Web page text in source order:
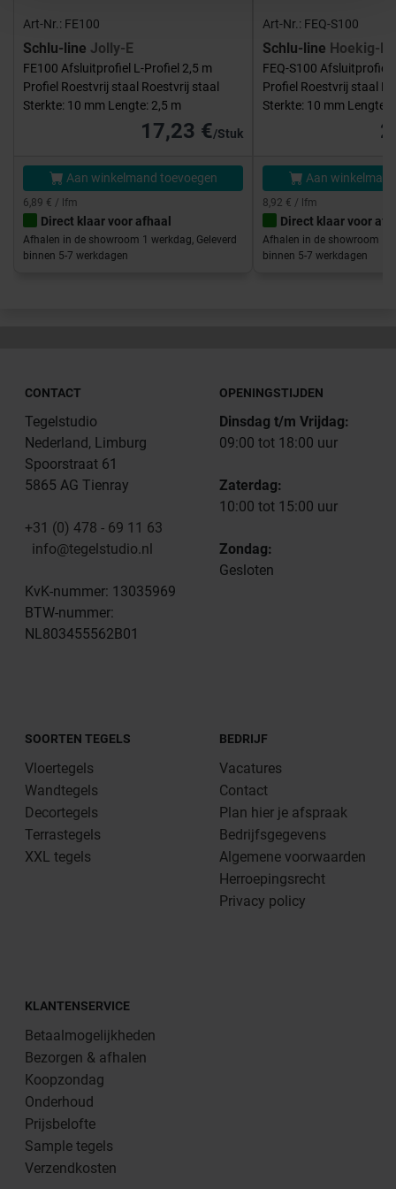
Art-Nr.: FE100
Schlu-line Jolly-E
FE100 Afsluitprofiel L-Profiel 2,5 m
Profiel Roestvrij staal Roestvrij staal
Sterkte: 10 mm Lengte: 2,5 m
17,23 €/Stuk
Aan winkelmand toevoegen
6,89 € / lfm
Direct klaar voor afhaal
Afhalen in de showroom 1 werkdag, Geleverd
binnen 5-7 werkdagen
Art-Nr.: FEQ-S100
Schlu-line Hoekig-E
FEQ-S100 Afsluitprofiel
Profiel Roestvrij staal
Sterkte: 10 mm Lengte:
Aan
8,92 € / lfm
Direct klaar voor
Afhalen in de showroom 1
binnen 5-7 werkdagen
CONTACT
Tegelstudio
Nederland, Limburg
Spoorstraat 61
5865 AG Tienray
+31 (0) 478 - 69 11 63
info@tegelstudio.nl
KvK-nummer: 13035969
BTW-nummer:
NL803455562B01
OPENINGSTIJDEN
Dinsdag t/m Vrijdag:
09:00 tot 18:00 uur
Zaterdag:
10:00 tot 15:00 uur
Zondag:
Gesloten
SOORTEN TEGELS
Vloertegels
Wandtegels
Decortegels
Terrastegels
XXL tegels
BEDRIJF
Vacatures
Contact
Plan hier je afspraak
Bedrijfsgegevens
Algemene voorwaarden
Herroepingsrecht
Privacy policy
KLANTENSERVICE
Betaalmogelijkheden
Bezorgen & afhalen
Koopzondag
Onderhoud
Prijsbelofte
Sample tegels
Verzendkosten